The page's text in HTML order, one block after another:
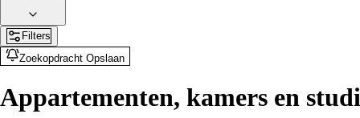
Filters
Zoekopdracht Opslaan
Appartementen, kamers en